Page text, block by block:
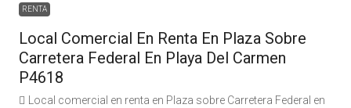
RENTA
Local Comercial En Renta En Plaza Sobre
Carretera Federal En Playa Del Carmen
P4618
Local comercial en renta en Plaza sobre Carretera Federal en